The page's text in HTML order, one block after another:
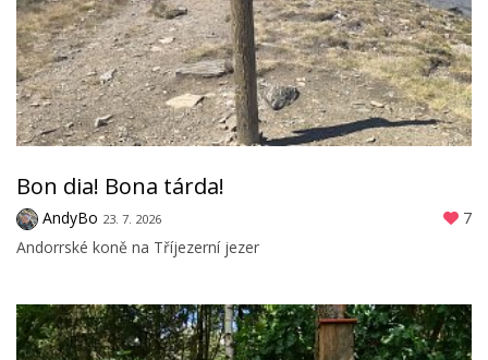
Bon dia! Bona tárda!
AndyBo 23. 7. 2026
7
Andorrské koně na Tříjezerní jezer